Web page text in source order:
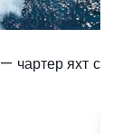
— чартер яхт с